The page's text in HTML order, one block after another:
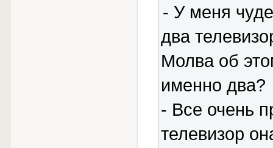
- У меня
два
Молва об
именно два?
- Все очень
телевизоp